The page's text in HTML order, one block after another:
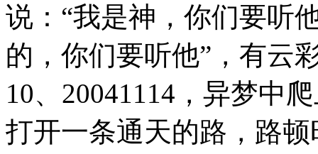
说：“我是神，你们要听
的，你们要听他”，有云
10、20041114，异梦中
打开一条通天的路，路